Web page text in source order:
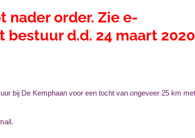
nader order. Zie e-
bestuur d.d. 24 maart
bij De Kemphaan voor een tocht van ongeveer 25 km met